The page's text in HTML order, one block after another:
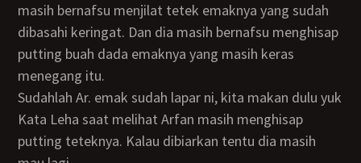
masih bernafsu menjilat tetek emaknya yang sudah
dibasahi keringat. Dan dia masih bernafsu menghisap
putting buah dada emaknya yang masih keras
menegang itu.
Sudahlah Ar. emak sudah lapar ni, kita makan dulu yuk
Kata Leha saat melihat Arfan masih menghisap
putting teteknya. Kalau dibiarkan tentu dia masih